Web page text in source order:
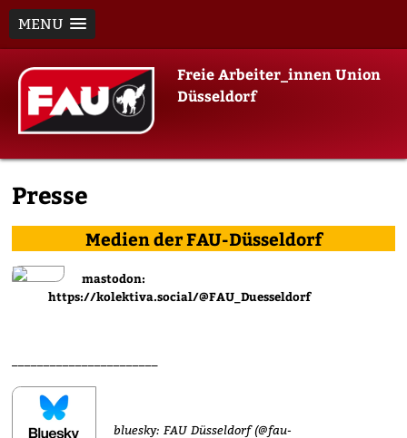
MENU
content
Freie Arbeiter_innen Union
Düsseldorf
Presse
Medien der FAU-Düsseldorf
mastodon:
https://kolektiva.social/@FAU_Duesseldorf
bluesky: FAU Düsseldorf (@fau-